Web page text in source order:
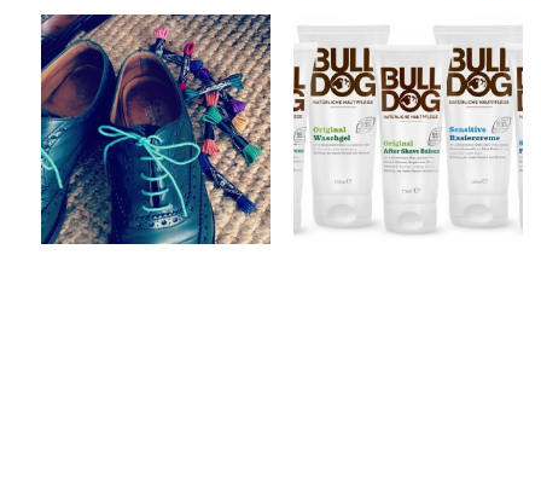
Steve & Co x Benjo’s
Shoe Laces
FABS onSep 6, 2012
Keine Kommentare
Bulldog Products x
Natural Skincare
byFABSon Sep 4, 2012